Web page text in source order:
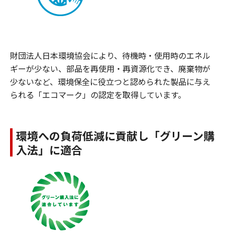
財団法人日本環境協会により、待機時・使用時のエネル
ギーが少ない、部品を再使用・再資源化でき、廃棄物が
少ないなど、環境保全に役立つと認められた製品に与え
られる「エコマーク」の認定を取得しています。
環境への負荷低減に貢献し「グリーン購
入法」に適合